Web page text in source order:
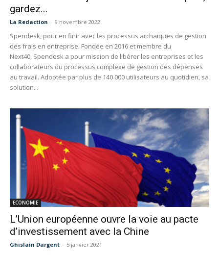
gardez...
La Redaction - 9 novembre 2022
Spendesk, pour en finir avec les processus archaïques de gestion
des frais en entreprise. Fondée en 2016 et membre du
Next40, Spendesk a pour mission de libérer les entreprises et les
collaborateurs du processus complexe de gestion des dépenses
au travail. Adoptée par plus de 140 000 utilisateurs au quotidien, sa
solution...
ECONOMIE
L’Union européenne ouvre la voie au pacte
d’investissement avec la Chine
Ghislain Dargent - 5 janvier 2021